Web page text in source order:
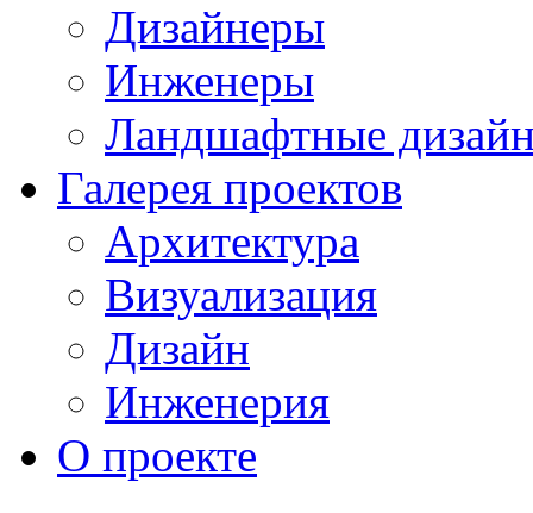
Дизайнеры
Инженеры
Ландшафтные
Галерея проектов
Архитектура
Визуализация
Дизайн
Инженерия
О проекте